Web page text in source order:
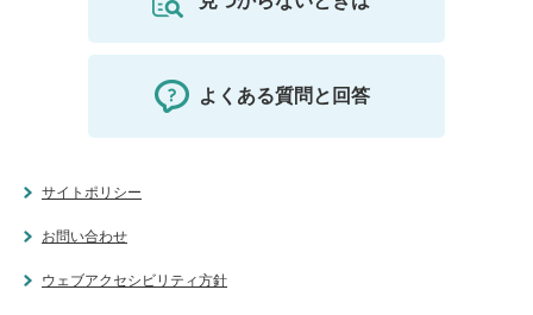
よくある質問と回答
サイトポリシー
お問い合わせ
ウェブアクセシビリティ方針